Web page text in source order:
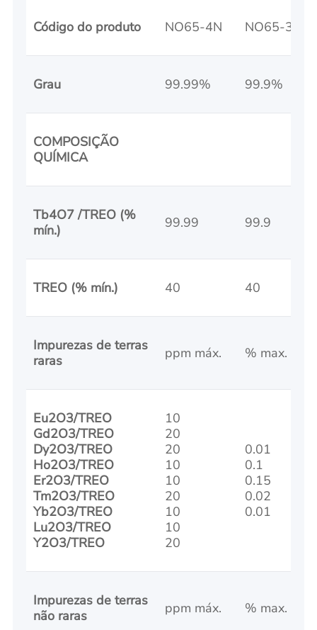
Código do produto NO65-4N NO65-3N
Grau 99.99% 99.9%
COMPOSIÇÃO
QUÍMICA
Tb4O7 /TREO (%
mín.)
99.99 99.9
TREO (% mín.) 40 40
Impurezas de terras
raras
ppm máx. % max.
Eu2O3/TREO
Gd2O3/TREO
Dy2O3/TREO
Ho2O3/TREO
Er2O3/TREO
Tm2O3/TREO
Yb2O3/TREO
Lu2O3/TREO
Y2O3/TREO
10
20
20
10
10
20
10
10
20
0.01
0.1
0.15
0.02
0.01
Impurezas de terras
não raras
ppm máx. % max.